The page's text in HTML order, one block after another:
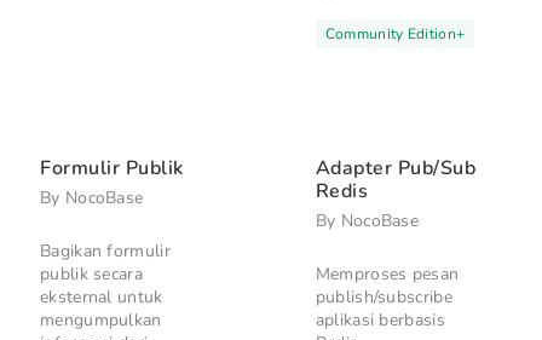
Community Edition+
Formulir Publik
By NocoBase
Bagikan formulir
publik secara
eksternal untuk
mengumpulkan
Adapter Pub/Sub
Redis
By NocoBase
Memproses pesan
publish/subscribe
aplikasi berbasis